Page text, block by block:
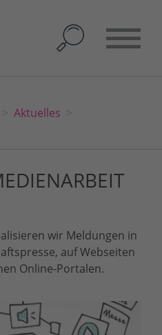
Aktuelles
wir Meldungen in
auf Webseiten
Online-Portalen.